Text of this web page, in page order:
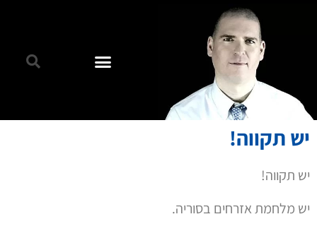
יש תקווה!
יש תקווה!
יש מלחמת אזרחים בסוריה.